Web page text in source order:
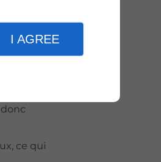
I AGREE
la
pour
ce qui